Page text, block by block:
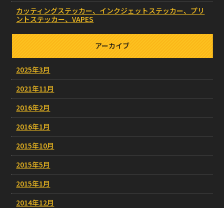
カッティングステッカー、インクジェットステッカー、プリ
ントステッカー、VAPES
アーカイブ
2025年3月
2021年11月
2016年2月
2016年1月
2015年10月
2015年5月
2015年1月
2014年12月